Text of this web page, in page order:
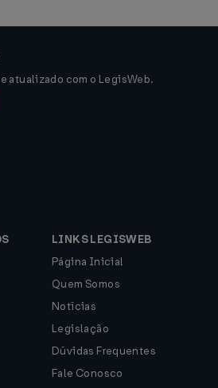
atualizado com o LegisWeb.
LINKS LEGISWEB
Página Inicial
Quem Somos
Notícias
Legislação
Dúvidas Frequentes
Fale Conosco